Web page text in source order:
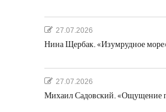
27.07.2026
Нина Щербак. «Изумрудное
27.07.2026
Михаил Садовский. «Ощущение